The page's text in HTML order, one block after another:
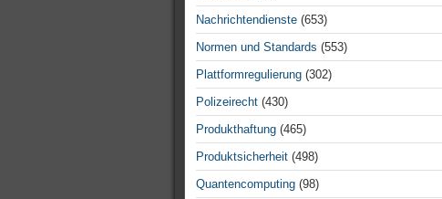
Nachrichtendienste (653)
Normen und Standards (553)
Plattformregulierung (302)
Polizeirecht (430)
Produkthaftung (465)
Produktsicherheit (498)
Quantencomputing (98)